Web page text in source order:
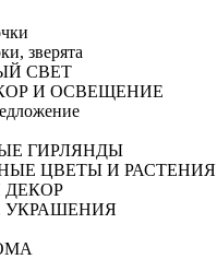
зверята
СВЕТ
И ОСВЕЩЕНИЕ
ГИРЛЯНДЫ
ЦВЕТЫ И РАСТЕНИЯ
УКРАШЕНИЯ